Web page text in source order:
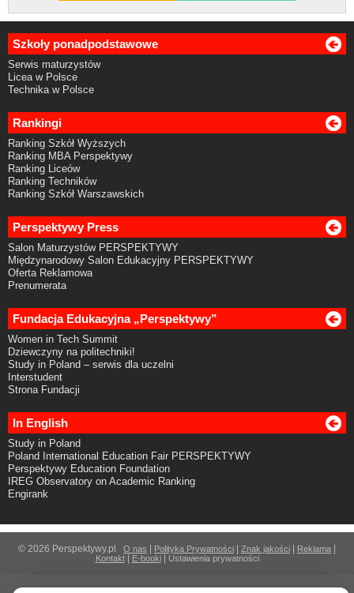
Szkoły ponadpodstawowe
Serwis maturzystów
Licea w Polsce
Technika w Polsce
Rankingi
Ranking Szkół Wyższych
Ranking MBA Perspektywy
Ranking Liceów
Ranking Techników
Ranking Szkół Warszawskich
Perspektywy Press
Salon Maturzystów PERSPEKTYWY
Międzynarodowy Salon Edukacyjny PERSPEKTYWY
Oferta Reklamowa
Prenumerata
Fundacja Edukacyjna „Perspektywy”
Women in Tech Summit
Dziewczyny na politechniki!
Study in Poland – serwis dla uczelni
Interstudent
Strona Fundacji
In English
Study in Poland
Poland International Education Fair PERSPEKTYWY
Perspektywy Education Foundation
IREG Observatory on Academic Ranking
Engirank
© 2026 Perspektywy.pl O nas Polityka Prywatności Znak jakości Reklama
Kontakt| E-booki| Ustawienia prywatności